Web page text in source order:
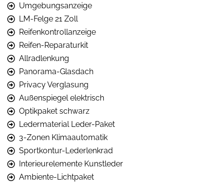
Umgebungsanzeige
LM-Felge 21 Zoll
Reifenkontrollanzeige
Reifen-Reparaturkit
Allradlenkung
Panorama-Glasdach
Privacy Verglasung
Außenspiegel elektrisch
Optikpaket schwarz
Ledermaterial Leder-Paket
3-Zonen Klimaautomatik
Sportkontur-Lederlenkrad
Interieurelemente Kunstleder
Ambiente-Lichtpaket